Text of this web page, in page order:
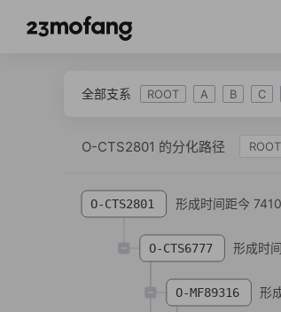
全部支系 ROOT A B C
O-CTS2801 的分化路径 ROOT
O-IMS-JST002611 O-F18
O-F110
O-CTS2801 形成时间距今
O-CTS6777 形成时
O-MF89316 形